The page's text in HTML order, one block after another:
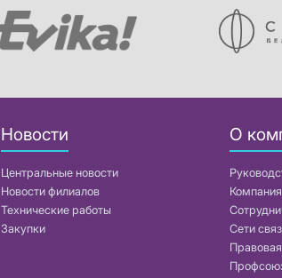
Новости
Центральные новости
Новости филиалов
Технические работы
Закупки
О
Компания
Сети